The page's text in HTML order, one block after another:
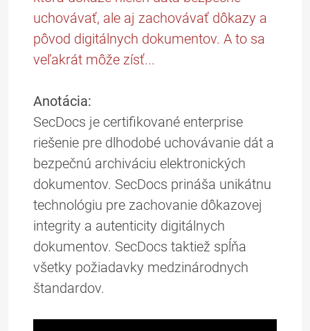
uchovávať, ale aj zachovávať dôkazy a
pôvod digitálnych dokumentov. A to sa
veľakrát môže zísť...
Anotácia:
SecDocs je certifikované enterprise
riešenie pre dlhodobé uchovávanie dát a
bezpečnú archiváciu elektronických
dokumentov. SecDocs prináša unikátnu
technológiu pre zachovanie dôkazovej
integrity a autenticity digitálnych
dokumentov. SecDocs taktiež spĺňa
všetky požiadavky medzinárodnych
štandardov.